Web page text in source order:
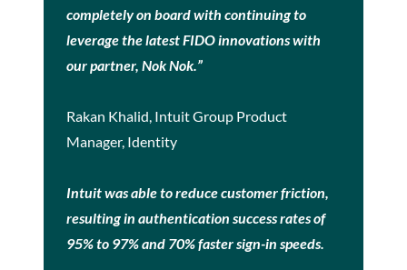
completely on board with continuing to
leverage the latest FIDO innovations with
our partner, Nok Nok.”
Rakan Khalid, Intuit Group Product
Manager, Identity
Intuit was able to reduce customer friction,
resulting in authentication success rates of
95% to 97% and 70% faster sign-in speeds.